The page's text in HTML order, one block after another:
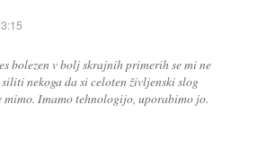
bolezen v bolj skrajnih primerih se mi ne
nekoga da si celoten življenski slog
Imamo tehnologijo, uporabimo jo.